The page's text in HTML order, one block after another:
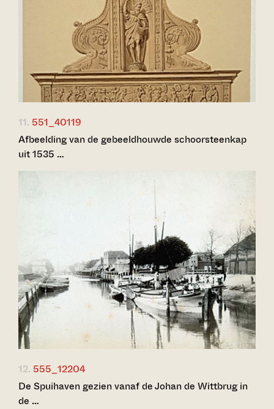
11. 551_40119
Afbeelding van de gebeeldhouwde schoorsteenkap
uit 1535 …
12. 555_12204
De Spuihaven gezien vanaf de Johan de Wittbrug in
de …